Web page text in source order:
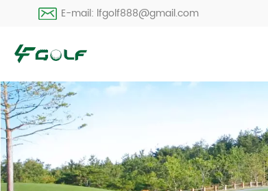
E-mail: lfgolf888@gmail.com